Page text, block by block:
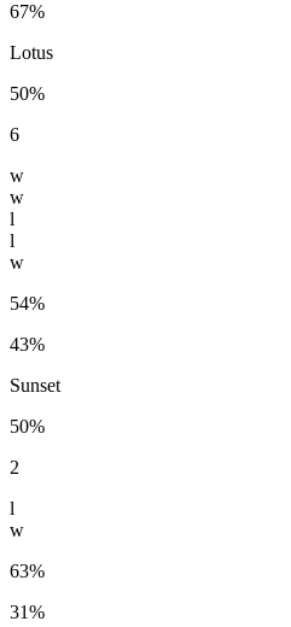
67%
Lotus
50%
6
w
w
l
l
w
54%
43%
Sunset
50%
2
l
w
63%
31%